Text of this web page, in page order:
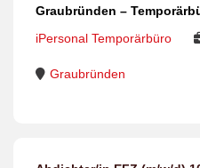
Graubründen –
iPersonal Temporärbüro
Graubründen